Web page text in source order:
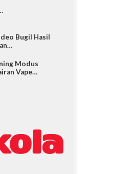
Bugil Hasil
Modus
Vape…